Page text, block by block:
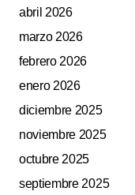
abril 2026
marzo 2026
febrero 2026
enero 2026
diciembre 2025
noviembre 2025
octubre 2025
septiembre 2025